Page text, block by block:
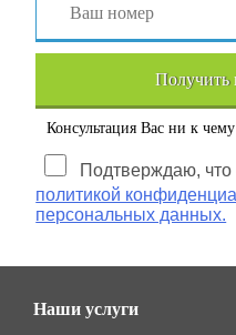
Получить
Консультация Вас ни к
Подтверждаю, что
политикой
персональных данных.
Наши услуги